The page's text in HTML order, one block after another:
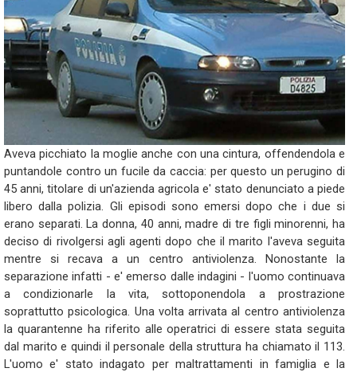
Aveva picchiato la moglie anche con una cintura, offendendola e
puntandole contro un fucile da caccia: per questo un perugino di
45 anni, titolare di un'azienda agricola e' stato denunciato a piede
libero dalla polizia. Gli episodi sono emersi dopo che i due si
erano separati. La donna, 40 anni, madre di tre figli minorenni, ha
deciso di rivolgersi agli agenti dopo che il marito l'aveva seguita
mentre si recava a un centro antiviolenza. Nonostante la
separazione infatti - e' emerso dalle indagini - l'uomo continuava
a condizionarle la vita, sottoponendola a prostrazione
soprattutto psicologica. Una volta arrivata al centro antiviolenza
la quarantenne ha riferito alle operatrici di essere stata seguita
dal marito e quindi il personale della struttura ha chiamato il 113.
L'uomo e' stato indagato per maltrattamenti in famiglia e la